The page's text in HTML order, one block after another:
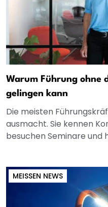
Warum Führung ohne
gelingen kann
Die meisten
ausmacht. Sie kennen
besuchen Seminare und
MEISSEN NEWS